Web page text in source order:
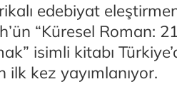
edebiyat
“Küresel Roman:
isimli kitabı
ilk kez yayımlanıyor.